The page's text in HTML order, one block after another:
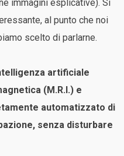
immagini esplicative). Si
al punto che noi
scelto di parlarne.
artificiale
(M.R.I.) e
automatizzato di
senza disturbare